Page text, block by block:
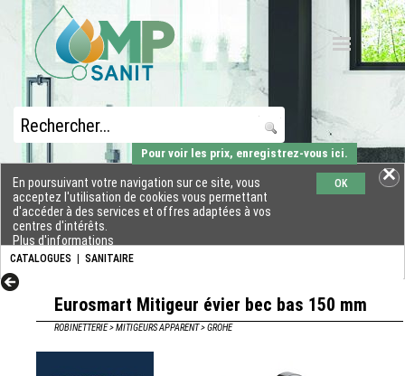
CATALOGUES SANITAIRE
En poursuivant votre navigation sur ce site, vous
acceptez l'utilisation de cookies vous permettant
d'accéder à des services et offres adaptées à vos
centres d'intérêts.
Plus d'informations
OK
Pour voir les prix, enregistrez-vous ici.